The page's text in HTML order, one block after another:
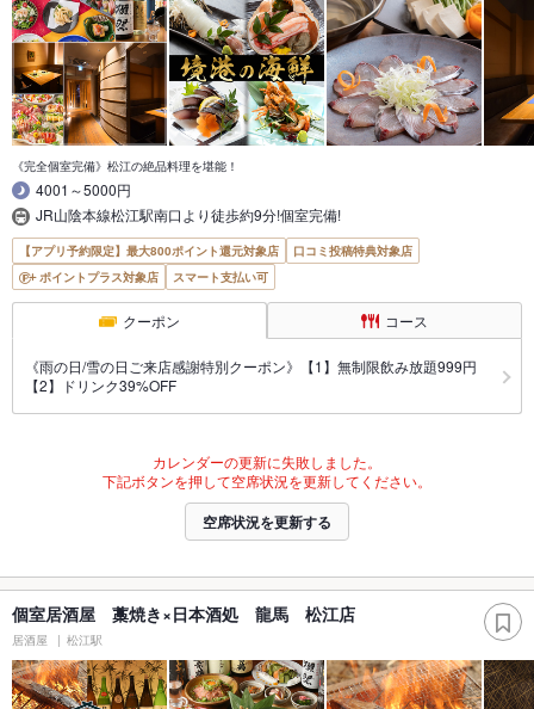
《完全個室完備》松江の絶品料理を堪能！
4001～5000円
JR山陰本線松江駅南口より徒歩約9分!個室完備!
【アプリ予約限定】最大800ポイント還元対象店
口コミ投稿特典対象店
ポイントプラス対象店
スマート支払い可
クーポン コース
《雨の日/雪の日ご来店感謝特別クーポン》【1】無制限飲み放題999円
【2】ドリンク39%OFF
カレンダーの更新に失敗しました。
下記ボタンを押して空席状況を更新してください。
空席状況を更新する
個室居酒屋 藁焼き×日本酒処 龍馬 松江店
居酒屋 松江駅